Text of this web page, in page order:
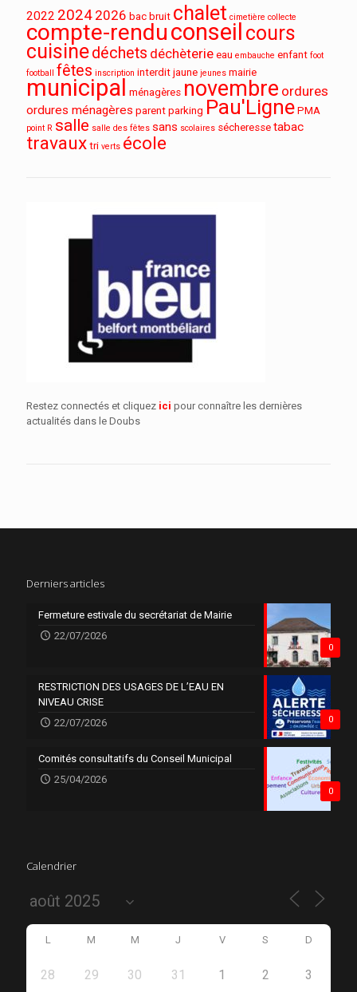
2022 2024 2026 bac bruit chalet cimetière collecte
compte-renduconseil cours
cuisinedéchets déchèterie eau embauche enfant foot
football fêtes inscription interdit jaune jeunes mairie
municipal ménagères novembre ordures
ordures ménagères parent parking Pau'Ligne PMA
point R salle salle des fêtes sans scolaires sécheresse tabac
travaux tri verts école
Restez connectés et cliquez ici pour connaître les dernières
actualités dans le Doubs
Derniers articles
0
Fermeture estivale du secrétariat de Mairie
22/07/2026
0
RESTRICTION DES USAGES DE L’EAU EN
NIVEAU CRISE
22/07/2026
0
Comités consultatifs du Conseil Municipal
25/04/2026
Calendrier
L M M J V S D
28 29 30 31 1 2 3